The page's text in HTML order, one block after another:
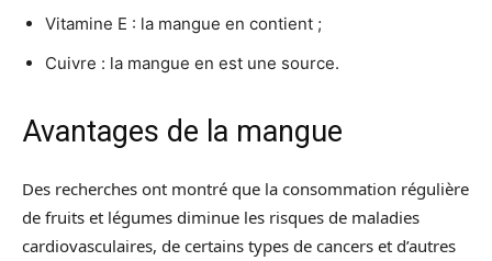
Vitamine E : la mangue en contient ;
Cuivre : la mangue en est une source.
Avantages de la mangue
Des recherches ont montré que la consommation régulière
de fruits et légumes diminue les risques de maladies
cardiovasculaires, de certains types de cancers et d’autres